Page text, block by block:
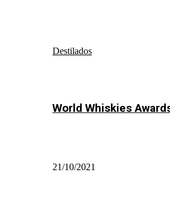
Destilados
World Whiskies
21/10/2021